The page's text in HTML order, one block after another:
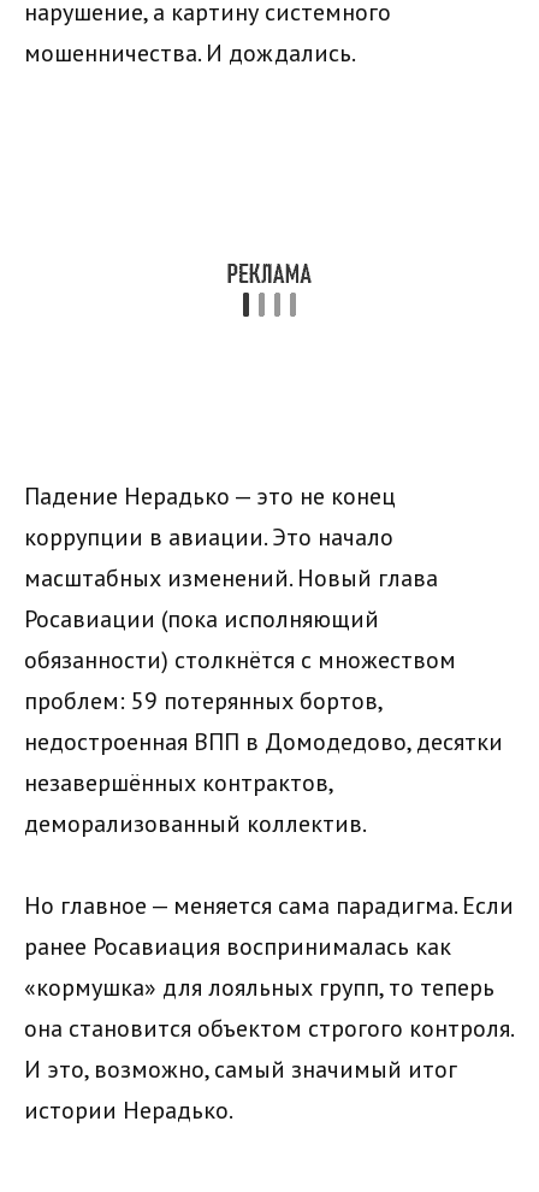
нарушение, а картину системного
мошенничества. И дождались.
Падение Нерадько — это не конец
коррупции в авиации. Это начало
масштабных изменений. Новый глава
Росавиации (пока исполняющий
обязанности) столкнётся с множеством
проблем: 59 потерянных бортов,
недостроенная ВПП в Домодедово, десятки
незавершённых контрактов,
деморализованный коллектив.
Но главное — меняется сама парадигма. Если
ранее Росавиация воспринималась как
«кормушка» для лояльных групп, то теперь
она становится объектом строгого контроля.
И это, возможно, самый значимый итог
истории Нерадько.